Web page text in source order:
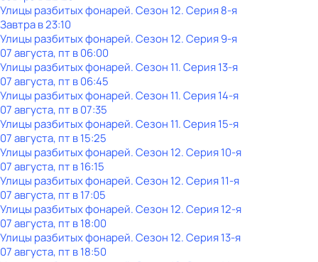
Улицы разбитых фонарей. Сезон 12. Серия 8-я
Завтра в 23:10
Улицы разбитых фонарей. Сезон 12. Серия 9-я
07 августа, пт в 06:00
Улицы разбитых фонарей. Сезон 11. Серия 13-я
07 августа, пт в 06:45
Улицы разбитых фонарей. Сезон 11. Серия 14-я
07 августа, пт в 07:35
Улицы разбитых фонарей. Сезон 11. Серия 15-я
07 августа, пт в 15:25
Улицы разбитых фонарей. Сезон 12. Серия 10-я
07 августа, пт в 16:15
Улицы разбитых фонарей. Сезон 12. Серия 11-я
07 августа, пт в 17:05
Улицы разбитых фонарей. Сезон 12. Серия 12-я
07 августа, пт в 18:00
Улицы разбитых фонарей. Сезон 12. Серия 13-я
07 августа, пт в 18:50